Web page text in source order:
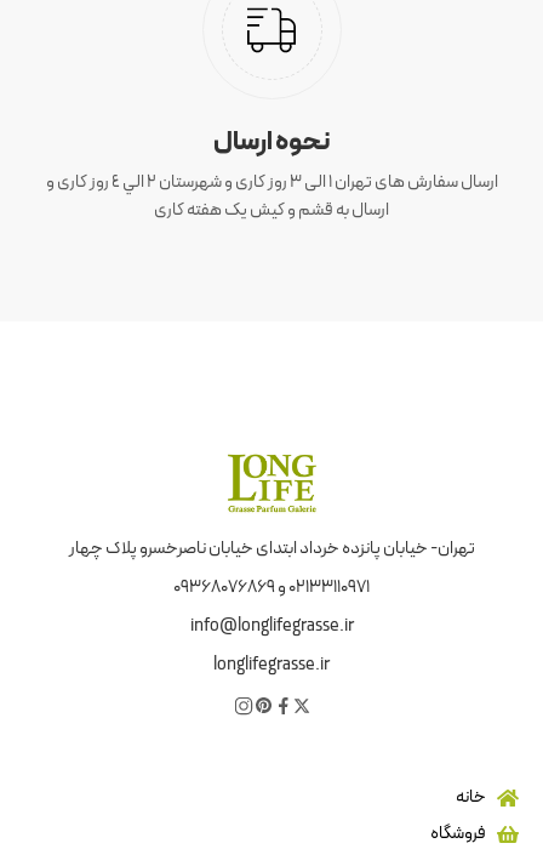
نحوه ارسال
ارسال سفارش های تهران 1 الی 3 روز کاری و شهرستان ٢ الي ٤ روز کاری و
ارسال به قشم و کیش یک هفته کاری
تهران- خیابان پانزده خرداد ابتدای خیابان ناصرخسرو پلاک چهار
02133110971 و 09368076869
info@longlifegrasse.ir
longlifegrasse.ir
خانه
فروشگاه